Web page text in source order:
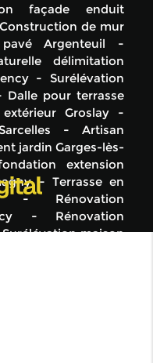
façade enduit
Construction de mur
Argenteuil
délimitation
Surélévation
Dalle pour terrasse
Groslay
Artisan
jardin Garges-lès-
extension
Terrasse en
Rénovation
Rénovation
Surélévation maison